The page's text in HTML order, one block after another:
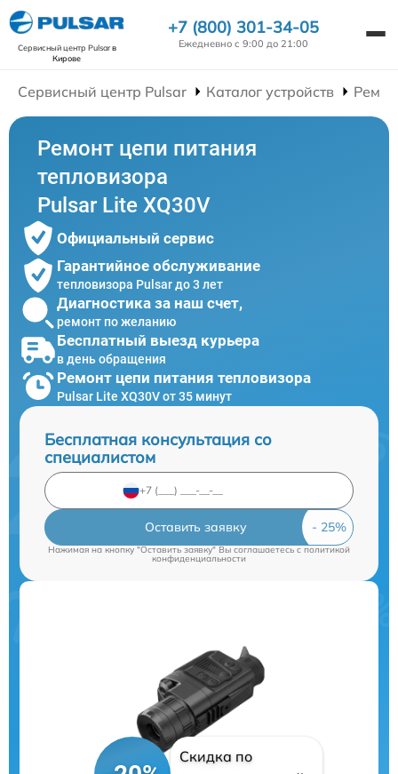
Сервисный центр Pulsarв
Кирове
+7 (800) 301-34-05
Ежедневно с 9:00 до 21:00
Сервисный центр Pulsar Каталог устройств
Ремонт цепи питания
тепловизора
Pulsar Lite XQ30V
Официальный сервис
Гарантийное обслуживание
тепловизора Pulsar до 3 лет
Диагностика за наш счет,
ремонт по желанию
Бесплатный выезд курьера
в день обращения
Ремонт цепи питания тепловизора
Pulsar Lite XQ30V от 35 минут
Бесплатная консультация со
специалистом
Оставить заявку
Нажимая на кнопку "Оставить заявку" Вы соглашаетесь cполитикой
конфиденциальности
Скидка по